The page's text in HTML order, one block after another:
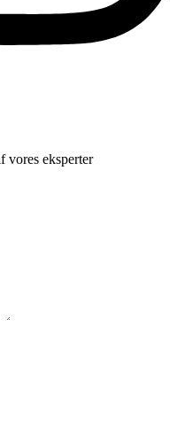
vores eksperter